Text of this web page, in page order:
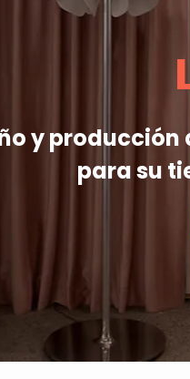
y
para su